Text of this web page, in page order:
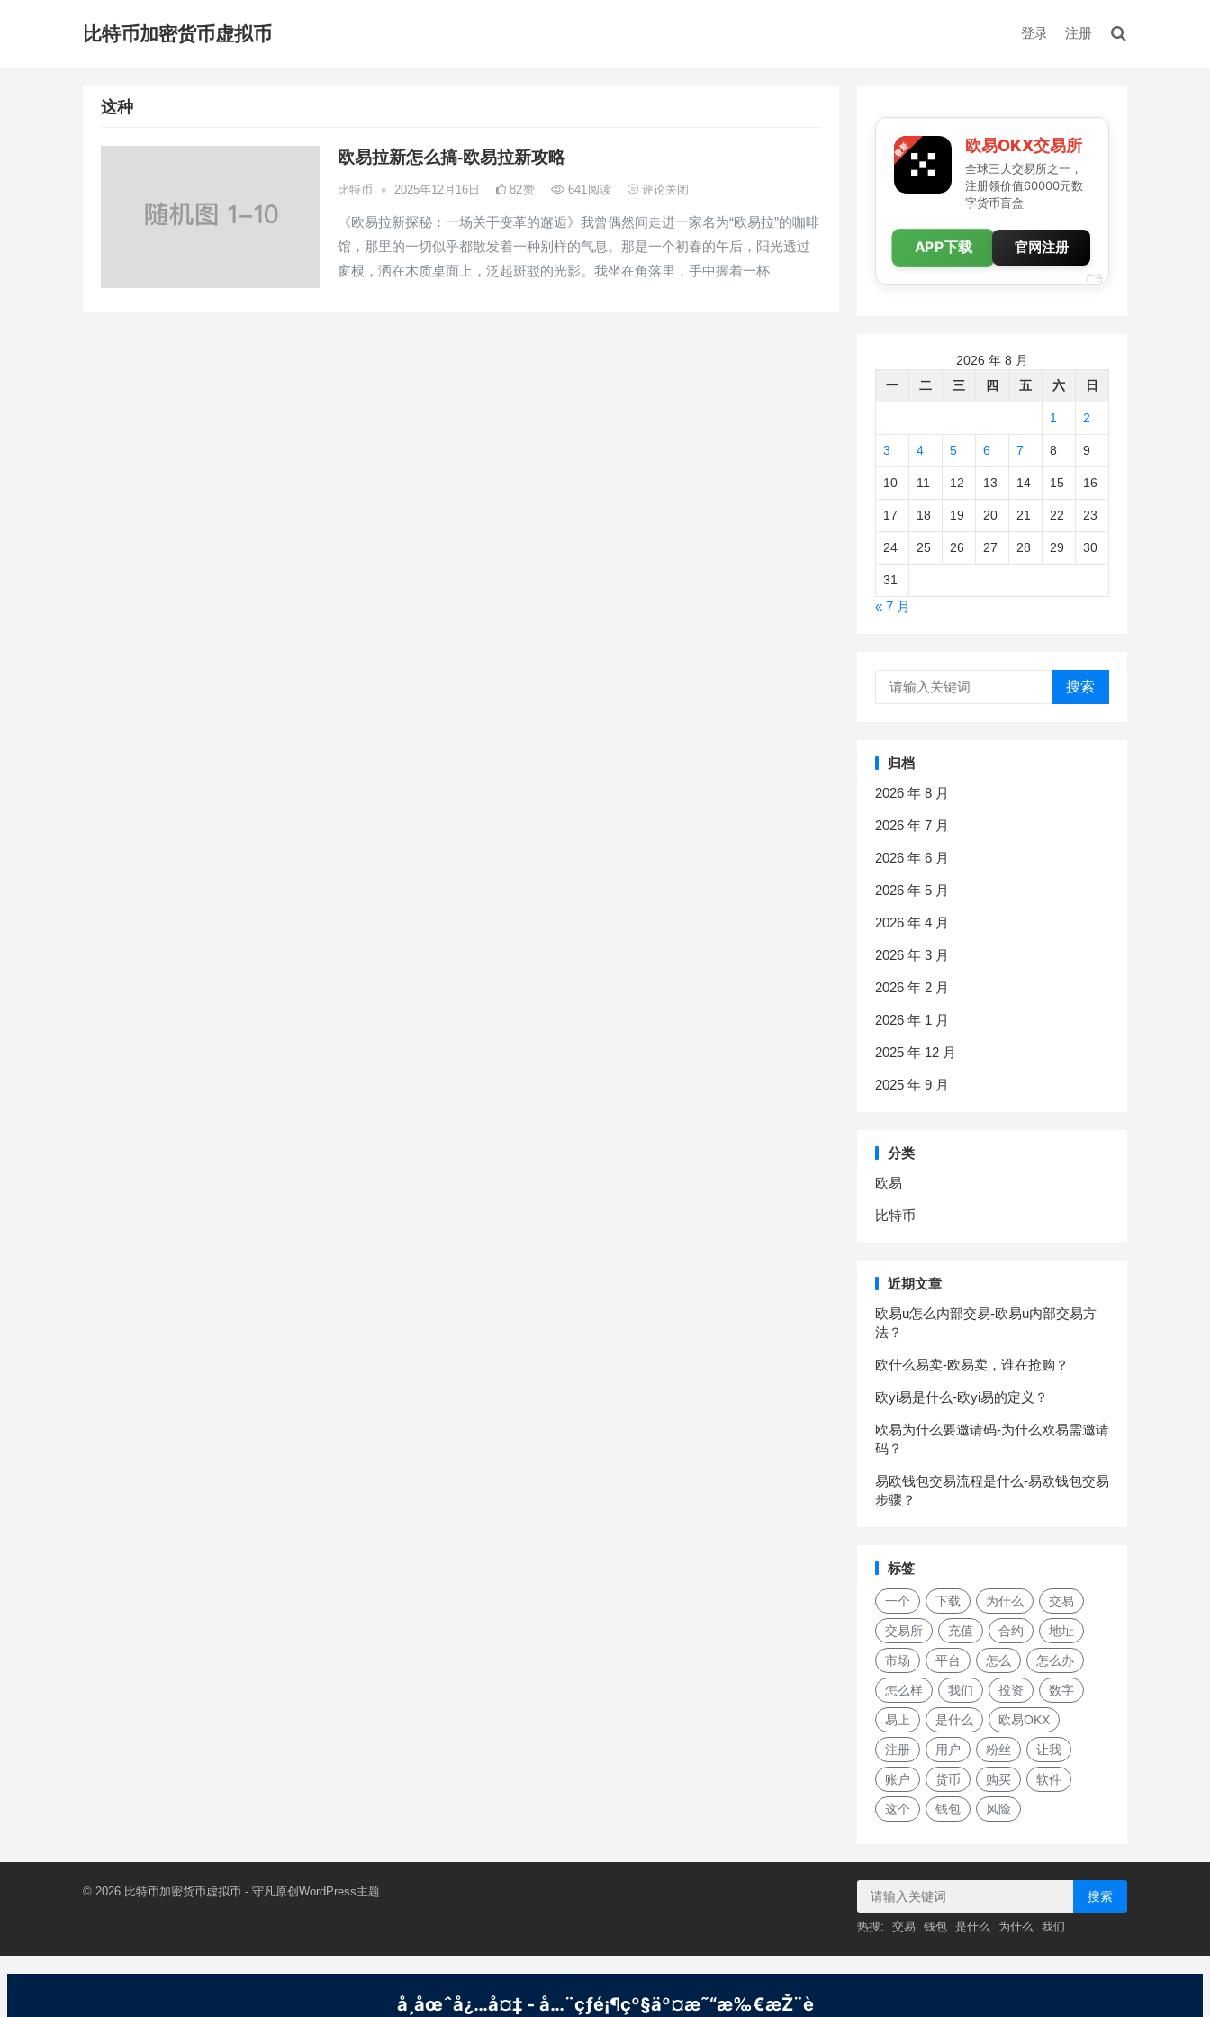
比特币加密货币虚拟币 登录 注册
这种
欧易拉新怎么搞-欧易拉新攻略
比特币 • 2025年12月16日 82赞 641阅读 评论关闭
《欧易拉新探秘：一场关于变革的邂逅》我曾偶然间走进一家名为“欧易拉”的咖啡
馆，那里的一切似乎都散发着一种别样的气息。那是一个初春的午后，阳光透过
窗棂，洒在木质桌面上，泛起斑驳的光影。我坐在角落里，手中握着一杯
欧易OKX交易所
全球三大交易所之一，
注册领价值60000元数
字货币盲盒
APP下载 官网注册
广告
2026 年 8 月
一
二 三 四 五 六 日
1 2
3 4 5 6 7 8 9
10 11 12 13 14 15 16
17 18 19 20 21 22 23
24 25 26 27 28 29 30
31
« 7 月
搜索
归档
2026 年 8 月
2026 年 7 月
2026 年 6 月
2026 年 5 月
2026 年 4 月
2026 年 3 月
2026 年 2 月
2026 年 1 月
2025 年 12 月
2025 年 9 月
分类
欧易
比特币
近期文章
欧易u怎么内部交易-欧易u内部交易方
法？
欧什么易卖-欧易卖，谁在抢购？
欧yi易是什么-欧yi易的定义？
欧易为什么要邀请码-为什么欧易需邀请
码？
易欧钱包交易流程是什么-易欧钱包交易
步骤？
标签
一个 下载 为什么 交易
交易所 充值 合约 地址
市场 平台 怎么 怎么办
怎么样 我们 投资 数字
易上 是什么 欧易OKX
注册 用户 粉丝 让我
账户 货币 购买 软件
这个 钱包 风险
© 2026 比特币加密货币虚拟币 - 守凡原创 WordPress主题 搜索
热搜: 交易 钱包 是什么 为什么 我们